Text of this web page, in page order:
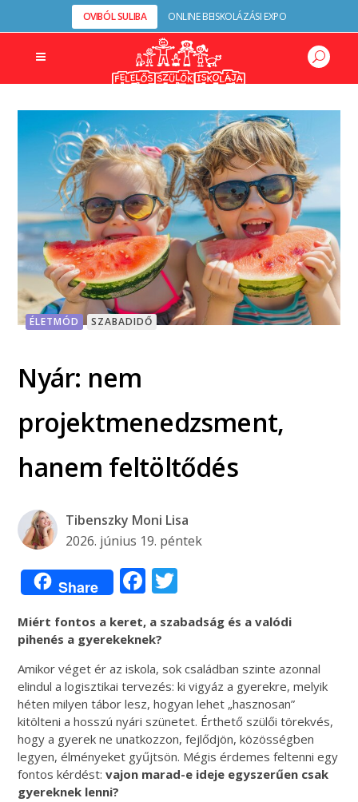
OVIBÓL SULIBA ONLINE BEISKOLÁZÁSI EXPO
ÉLETMÓD SZABADIDŐ
Nyár: nem
projektmenedzsment,
hanem feltöltődés
Tibenszky Moni Lisa
2026. június 19. péntek
Share Facebook
Miért fontos a keret, a szabadság és a valódi
pihenés a gyerekeknek?
Amikor véget ér az iskola, sok családban szinte azonnal
elindul a logisztikai tervezés: ki vigyáz a gyerekre, melyik
héten milyen tábor lesz, hogyan lehet „hasznosan”
kitölteni a hosszú nyári szünetet. Érthető szülői törekvés,
hogy a gyerek ne unatkozzon, fejlődjön, közösségben
legyen, élményeket gyűjtsön. Mégis érdemes feltenni egy
fontos kérdést:vajon marad-e ideje egyszerűen csak
gyereknek lenni?